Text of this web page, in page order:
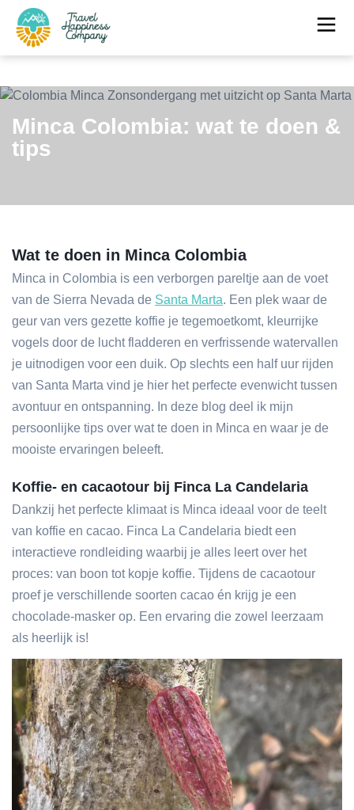
Minca Colombia: wat te doen &
tips
Wat te doen in Minca Colombia
Minca in Colombia is een verborgen pareltje aan de voet
van de Sierra Nevada de Santa Marta. Een plek waar de
geur van vers gezette koffie je tegemoetkomt, kleurrijke
vogels door de lucht fladderen en verfrissende watervallen
je uitnodigen voor een duik. Op slechts een half uur rijden
van Santa Marta vind je hier het perfecte evenwicht tussen
avontuur en ontspanning. In deze blog deel ik mijn
persoonlijke tips over wat te doen in Minca en waar je de
mooiste ervaringen beleeft.
Koffie- en cacaotour bij Finca La Candelaria
Dankzij het perfecte klimaat is Minca ideaal voor de teelt
van koffie en cacao. Finca La Candelaria biedt een
interactieve rondleiding waarbij je alles leert over het
proces: van boon tot kopje koffie. Tijdens de cacaotour
proef je verschillende soorten cacao én krijg je een
chocolade-masker op. Een ervaring die zowel leerzaam
als heerlijk is!